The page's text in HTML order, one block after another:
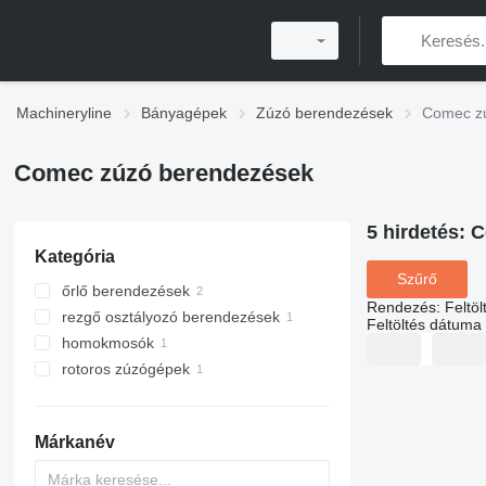
Machineryline Bányagépek Zúzó berendezések Comec
Comec zúzó berendezések
Kategória
őrlő berendezések
golyósmalmok
mikro por őrlő malmok
rezgő osztályozó berendezések
homokmosók
rotoros zúzógépek
Márkanév
5 hirdetés:
Szűrő
Rendezés:
Feltöltés dátuma